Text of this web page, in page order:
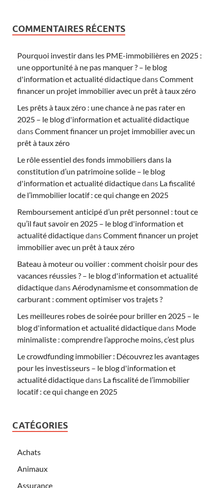
COMMENTAIRES RÉCENTS
Pourquoi investir dans les PME-immobilières en 2025 :
une opportunité à ne pas manquer ? – le blog
d'information et actualité didactiquedansComment
financer un projet immobilier avec un prêt à taux zéro
Les prêts à taux zéro : une chance à ne pas rater en
2025 – le blog d'information et actualité didactique
dansComment financer un projet immobilier avec un
prêt à taux zéro
Le rôle essentiel des fonds immobiliers dans la
constitution d’un patrimoine solide – le blog
d'information et actualité didactiquedans La fiscalité
de l’immobilier locatif : ce qui change en 2025
Remboursement anticipé d’un prêt personnel : tout ce
qu’il faut savoir en 2025 – le blog d'information et
actualité didactiquedansComment financer un projet
immobilier avec un prêt à taux zéro
Bateau à moteur ou voilier : comment choisir pour des
vacances réussies ? – le blog d'information et actualité
didactiquedansAérodynamisme et consommation de
carburant : comment optimiser vos trajets ?
Les meilleures robes de soirée pour briller en 2025 – le
blog d'information et actualité didactiquedans Mode
minimaliste : comprendre l’approche moins, c’est plus
Le crowdfunding immobilier : Découvrez les avantages
pour les investisseurs – le blog d'information et
actualité didactiquedans La fiscalité de l’immobilier
locatif : ce qui change en 2025
CATÉGORIES
Achats
Animaux
Assurance